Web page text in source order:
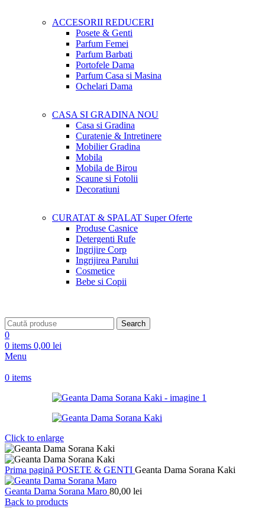
ACCESORII REDUCERI
Posete & Genti
Parfum Femei
Parfum Barbati
Portofele Dama
Parfum Casa si Masina
Ochelari Dama
CASA SI GRADINA NOU
Casa si Gradina
Curatenie & Intretinere
Mobilier Gradina
Mobila
Mobila de Birou
Scaune si Fotolii
Decoratiuni
CURATAT & SPALAT Super Oferte
Produse Casnice
Detergenti Rufe
Ingrijire Corp
Ingrijirea Parului
Cosmetice
Bebe si Copii
Search
0
0 items 0,00 lei
Menu
0 items
Click to enlarge
Prima pagină POSETE & GENTI Geanta Dama Sorana Kaki
Geanta Dama Sorana Maro 80,00 lei
Back to products